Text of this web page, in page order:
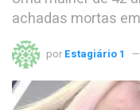
achadas mortas
por Estagiário 1